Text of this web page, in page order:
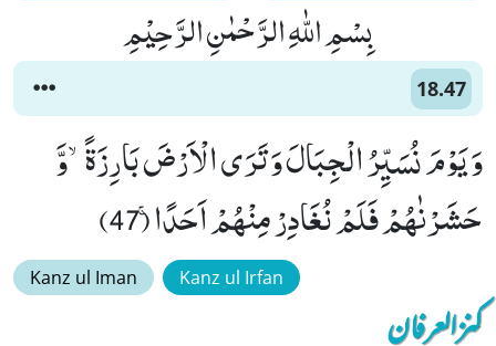
بِسْمِ اللّٰهِ الرَّحْمٰنِ الرَّحِیْمِ
18.47
وَ یَوْمَ نُسَیِّرُ الْجِبَالَ وَ تَرَى الْاَرْضَ بَارِزَةًۙ-وَّ
حَشَرْنٰهُمْ فَلَمْ نُغَادِرْ مِنْهُمْ اَحَدًاۚ (47)
Kanz ul Iman Kanz ul Irfan
کنزالعرفان